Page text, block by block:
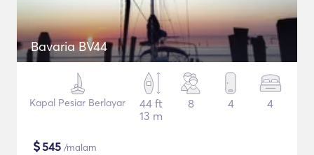
Bavaria BV44
Kapal Pesiar Berlayar
44 ft
13 m
8 4 4
$545 /malam